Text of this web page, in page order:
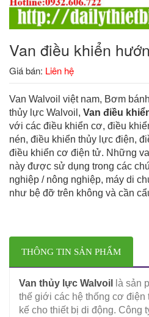
Van điều khiển
Giá bán: Liên hệ
Van Walvoil việt nam, Bơm
thủy lực Walvoil, Van điều
với các điều khiển cơ, điều
nén, điều khiển thủy lực điện,
điều khiển cơ điện tử. Những
này được sử dụng trong các
nghiệp / nông nghiệp, máy di
như bệ đỡ trên không và cần
THÔNG TIN SẢN PHẨM
Van thủy lực Walvoil
là sản
thế giới các hệ thống cơ
kế cho thiết bị di động. Công